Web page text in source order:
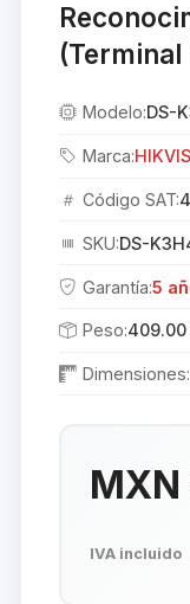
Modelo:DS-
Marca:
Código SAT:
SKU:DS-
Garantía:5
Peso:409.00
Dimensiones:
IVA incluido